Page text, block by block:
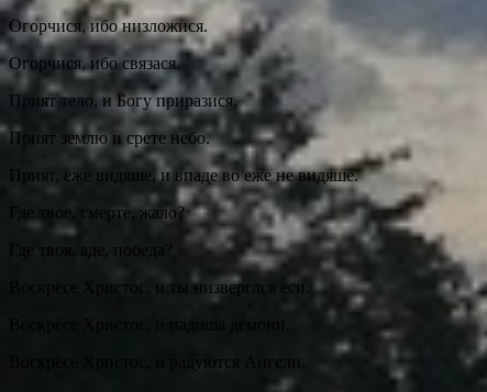
Огорчися, ибо низложися.
Огорчися, ибо связася.
Прият тело, и Богу приразися.
Прият землю и срете небо.
Прият, еже видяше, и впаде во еже не видяше.
Где твое, смерте, жало?
Где твоя, аде, победа?
Воскресе Христос, и ты низверглся еси.
Воскресе Христос, и радуются Ангели.